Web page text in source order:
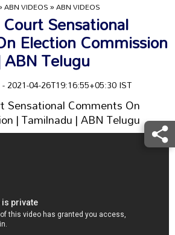
ABN VIDEOS»ABN VIDEOS
Sensational
Election Commission
Telugu
2021-04-26T19:16:55+05:30 IST
Sensational Comments On
| Tamilnadu | ABN Telugu